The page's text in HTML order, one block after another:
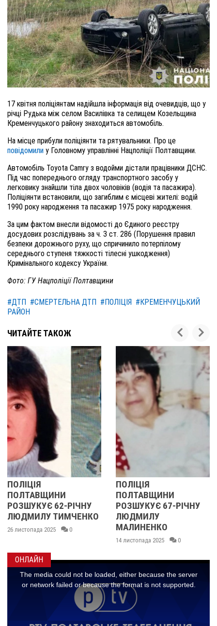
17 квітня поліціянтам надійшла інформація від очевидців, що у
річці Рудька між селом Василівка та селищем Козельщина
Кременчуцького району знаходиться автомобіль.
На місце прибули поліціянти та рятувальники. Про це
повідомили у Головному управлінні Нацполіції Полтавщини.
Автомобіль Toyota Camry з водойми дістали працівники ДСНС.
Під час попереднього огляду транспортного засобу у
легковику знайшли тіла двох чоловіків (водія та пасажира).
Поліціянти встановили, що загиблим є місцеві жителі: водій
1990 року народження та пасажир 1975 року народження.
За цим фактом внесли відомості до Єдиного реєстру
досудових розслідувань за ч. 3 ст. 286 (Порушення правил
безпеки дорожнього руху, що спричинило потерпілому
середнього ступеня тяжкості тілесні ушкодження)
Кримінального кодексу України.
Фото: ГУ Нацполіції Полтавщини
#ДТП #СМЕРТЕЛЬНА ДТП #ПОЛІЦІЯ #КРЕМЕНЧУЦЬКИЙ
РАЙОН
ЧИТАЙТЕ ТАКОЖ
62-РІЧНУ
ТИМЧЕНКО
0
ПОЛТАВЩИНИ
РОЗШУКУЄ 67-РІЧНУ
ЛЮДМИЛУ
МАЛИНЕНКО
14 листопада 2025 0
ОНЛАЙН